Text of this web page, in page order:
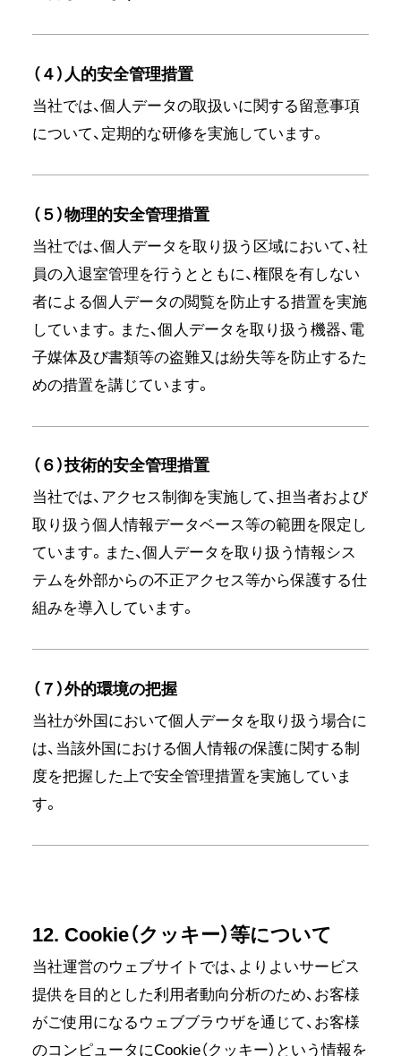
（４）人的安全管理措置
当社では、個人データの取扱いに関する留意事項
について、定期的な研修を実施しています。
（５）物理的安全管理措置
当社では、個人データを取り扱う区域において、社
員の入退室管理を行うとともに、権限を有しない
者による個人データの閲覧を防止する措置を実施
しています。また、個人データを取り扱う機器、電
子媒体及び書類等の盗難又は紛失等を防止するた
めの措置を講じています。
（６）技術的安全管理措置
当社では、アクセス制御を実施して、担当者および
取り扱う個人情報データベース等の範囲を限定し
ています。また、個人データを取り扱う情報シス
テムを外部からの不正アクセス等から保護する仕
組みを導入しています。
（７）外的環境の把握
当社が外国において個人データを取り扱う場合に
は、当該外国における個人情報の保護に関する制
度を把握した上で安全管理措置を実施していま
す。
12. Cookie（クッキー）等について
当社運営のウェブサイトでは、よりよいサービス
提供を目的とした利用者動向分析のため、お客様
がご使用になるウェブブラウザを通じて、お客様
のコンピュータにCookie（クッキー）という情報を